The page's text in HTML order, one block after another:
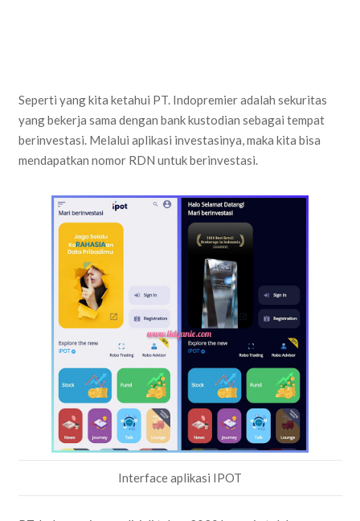
Seperti yang kita ketahui PT. Indopremier adalah sekuritas
yang bekerja sama dengan bank kustodian sebagai tempat
berinvestasi. Melalui aplikasi investasinya, maka kita bisa
mendapatkan nomor RDN untuk berinvestasi.
Interface aplikasi IPOT